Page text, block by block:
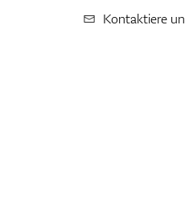
Kontaktiere